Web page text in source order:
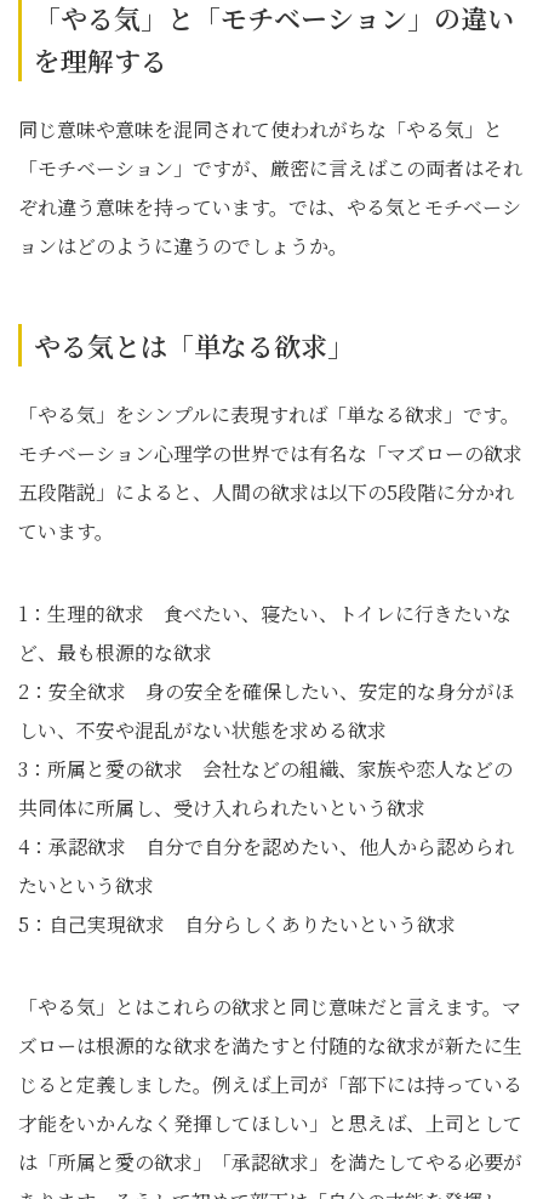
「やる気」と「モチベーション」の違い
を理解する
同じ意味や意味を混同されて使われがちな「やる気」と
「モチベーション」ですが、厳密に言えばこの両者はそれ
ぞれ違う意味を持っています。では、やる気とモチベーシ
ョンはどのように違うのでしょうか。
やる気とは「単なる欲求」
「やる気」をシンプルに表現すれば「単なる欲求」です。
モチベーション心理学の世界では有名な「マズローの欲求
五段階説」によると、人間の欲求は以下の5段階に分かれ
ています。
1：生理的欲求 食べたい、寝たい、トイレに行きたいな
ど、最も根源的な欲求
2：安全欲求 身の安全を確保したい、安定的な身分がほ
しい、不安や混乱がない状態を求める欲求
3：所属と愛の欲求 会社などの組織、家族や恋人などの
共同体に所属し、受け入れられたいという欲求
4：承認欲求 自分で自分を認めたい、他人から認められ
たいという欲求
5：自己実現欲求 自分らしくありたいという欲求
「やる気」とはこれらの欲求と同じ意味だと言えます。マ
ズローは根源的な欲求を満たすと付随的な欲求が新たに生
じると定義しました。例えば上司が「部下には持っている
才能をいかんなく発揮してほしい」と思えば、上司として
は「所属と愛の欲求」「承認欲求」を満たしてやる必要が